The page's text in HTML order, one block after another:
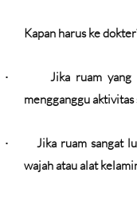
Kapan harus ke
·
Jika ruam
mengganggu
·
Jika ruam sangat
wajah atau alat